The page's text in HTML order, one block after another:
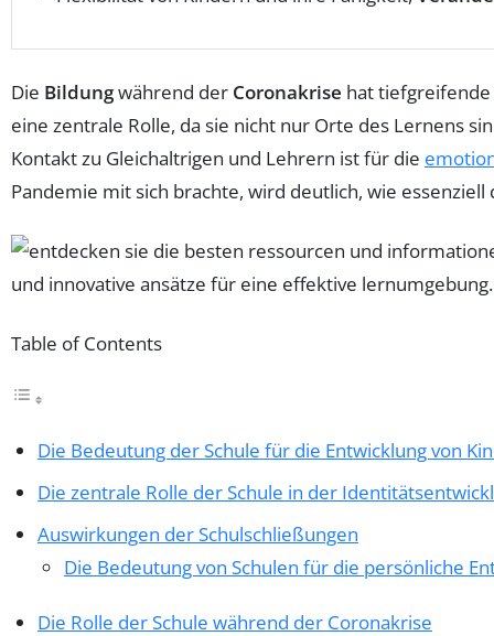
Die Bildungwährend der Coronakrise hat
eine zentrale Rolle, da sie nicht nur Orte des Lernens
Kontakt zu Gleichaltrigen und Lehrern ist für die
Pandemie mit sich brachte, wird deutlich, wie
Table of Contents
Die Bedeutung der Schule für die Entwicklung von
Die zentrale Rolle der Schule in der
Auswirkungen der Schulschließungen
Die Bedeutung von Schulen für die persönliche
Die Rolle der Schule während der Coronakrise